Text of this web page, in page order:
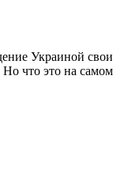
Украиной
что это на